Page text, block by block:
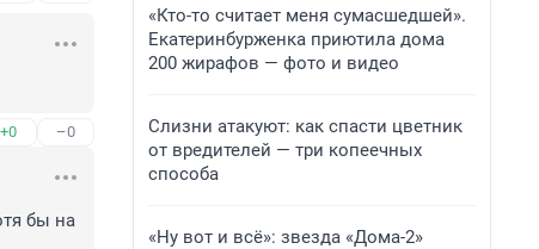
+0 –0
бы на
«Кто-то считает меня сумасшедшей».
Екатеринбурженка приютила дома
200 жирафов — фото и видео
Слизни атакуют: как спасти цветник
от вредителей — три копеечных
способа
«Ну вот и всё»: звезда «Дома-2»